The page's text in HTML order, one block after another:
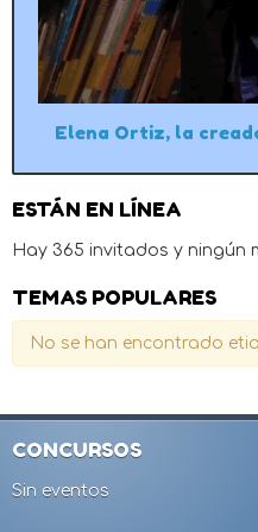
Elena Ortiz, la
ESTÁN EN LÍNEA
Hay 365 invitados y ningún
TEMAS POPULARES
No se han encontrado
CONCURSOS
Sin eventos